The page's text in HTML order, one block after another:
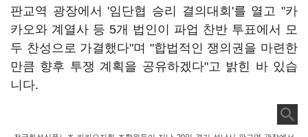
판교역 광장에서 '임단협 승리 결의대회'를 열고 "카
카오와 계열사 등 5개 법인이 파업 찬반 투표에서 모
두 찬성으로 가결했다"며 "합법적인 쟁의권을 마련한
만큼 향후 투쟁 계획을 공유하겠다"고 밝힌 바 있습
니다.